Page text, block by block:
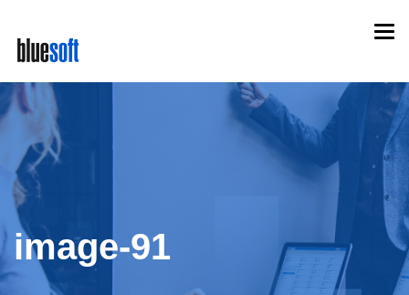
main
content
image-91